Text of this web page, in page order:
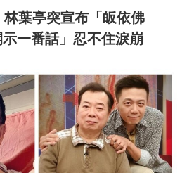
葉亭突宣布「皈依佛
一番話」忍不住淚崩